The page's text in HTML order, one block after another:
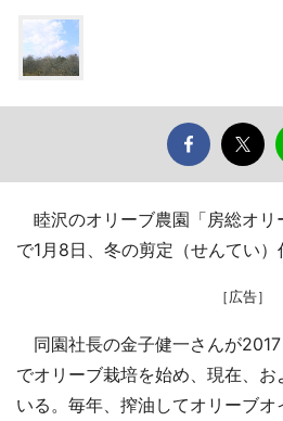
睦沢のオリーブ農園「房総オリ
で1月8日、冬の剪定（せんてい）
［広告］
同園社長の金子健一さんが
でオリーブ栽培を始め、現在、
いる。毎年、搾油してオリーブ